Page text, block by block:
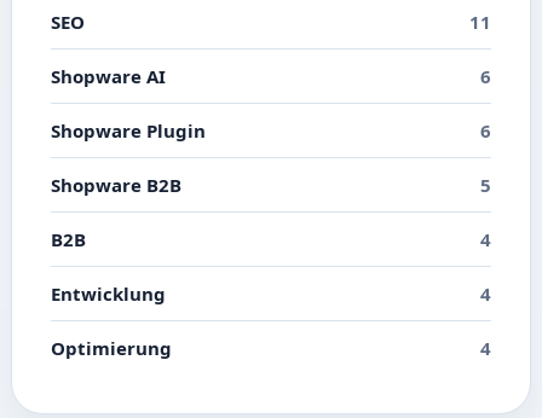
SEO 11
Shopware AI 6
Shopware Plugin 6
Shopware B2B 5
B2B 4
Entwicklung 4
Optimierung 4